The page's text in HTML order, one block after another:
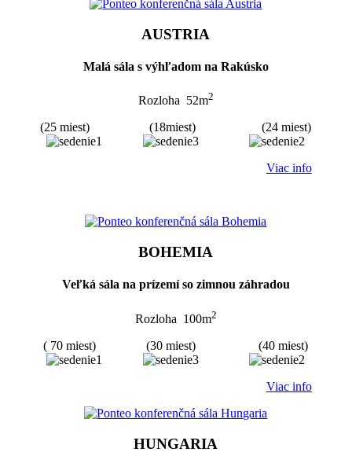
AUSTRIA
Malá sála s výhľadom na Rakúsko
Rozloha 52m2
(25 miest) (18miest) (24 miest)
Viac info
BOHEMIA
Veľká sála na prízemí so zimnou záhradou
Rozloha 100m2
( 70 miest) (30 miest) (40 miest)
Viac info
HUNGARIA